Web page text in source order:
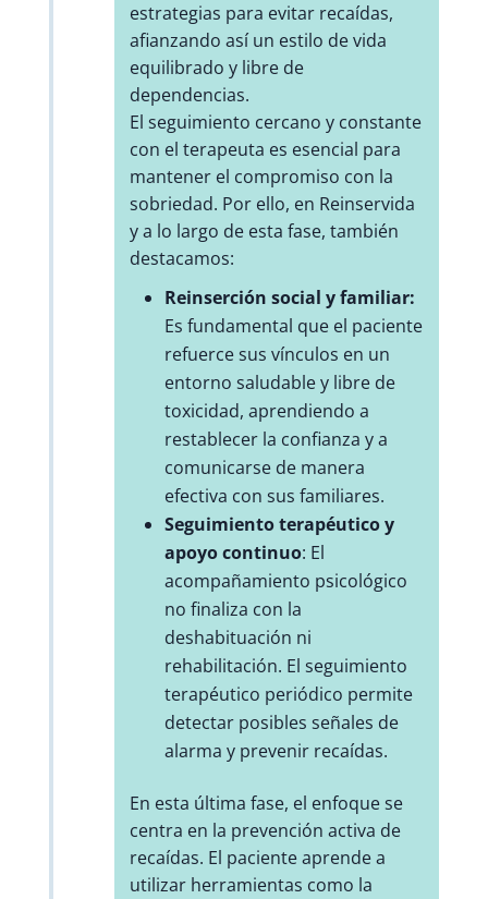
estrategias para evitar recaídas,
afianzando así un estilo de vida
equilibrado y libre de
dependencias.
El seguimiento cercano y constante
con el terapeuta es esencial para
mantener el compromiso con la
sobriedad. Por ello, en Reinservida
y a lo largo de esta fase, también
destacamos:
Reinserción social y familiar:
Es fundamental que el paciente
refuerce sus vínculos en un
entorno saludable y libre de
toxicidad, aprendiendo a
restablecer la confianza y a
comunicarse de manera
efectiva con sus familiares.
Seguimiento terapéutico y
apoyo continuo: El
acompañamiento psicológico
no finaliza con la
deshabituación ni
rehabilitación. El seguimiento
terapéutico periódico permite
detectar posibles señales de
alarma y prevenir recaídas.
En esta última fase, el enfoque se
centra en la prevención activa de
recaídas. El paciente aprende a
utilizar herramientas como la